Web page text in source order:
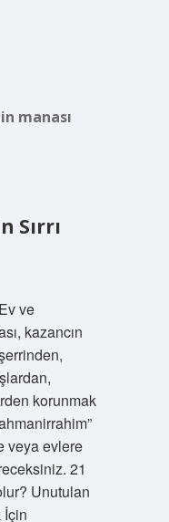
manası
Sırrı
ve
kazancın
korunmak
veya evlere
21
Unutulan
İçin